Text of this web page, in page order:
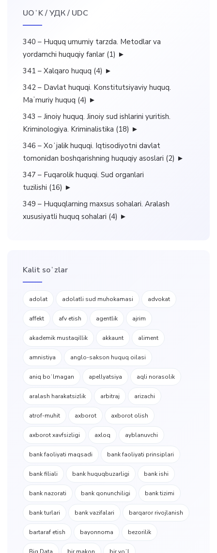
UOʻK / УДК / UDC
340 – Huquq umumiy tarzda. Metodlar va
yordamchi huquqiy fanlar (1) ►
341 – Xalqaro huquq (4) ►
342 – Davlat huquqi. Konstitutsiyaviy huquq.
Maʼmuriy huquq (4) ►
343 – Jinoiy huquq. Jinoiy sud ishlarini yuritish.
Kriminologiya. Kriminalistika (18) ►
346 – Xoʻjalik huquqi. Iqtisodiyotni davlat
tomonidan boshqarishning huquqiy asoslari (2) ►
347 – Fuqarolik huquqi. Sud organlari
tuzilishi (16) ►
349 – Huquqlarning maxsus sohalari. Aralash
xususiyatli huquq sohalari (4) ►
Kalit soʻzlar
adolat adolatli sud muhokamasi advokat
affekt afv etish agentlik ajrim
akademik mustaqillik akkaunt aliment
amnistiya anglo-sakson huquq oilasi
aniq boʻlmagan apellyatsiya aqli norasolik
aralash harakatsizlik arbitraj arizachi
atrof-muhit axborot axborot olish
axborot xavfsizligi axloq ayblanuvchi
bank faoliyati maqsadi bank faoliyati prinsiplari
bank filiali bank huquqbuzarligi bank ishi
bank nazorati bank qonunchiligi bank tizimi
bank turlari bank vazifalari barqaror rivojlanish
bartaraf etish bayonnoma bezorilik